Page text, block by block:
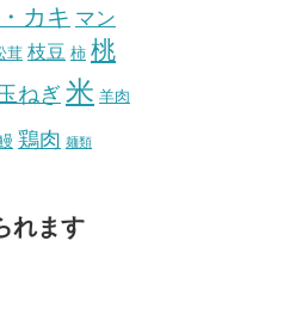
カキ マン
茸 枝豆 柿 桃
ねぎ 米 羊肉
鶏肉 麺類
れます